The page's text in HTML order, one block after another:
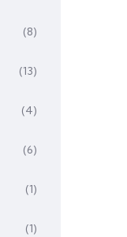
(8)
(13)
(4)
(6)
(1)
(1)